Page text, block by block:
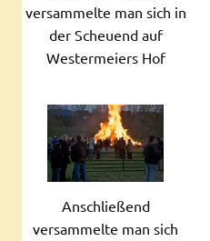
versammelte man sich in
der Scheuend auf
Westermeiers Hof
Anschließend
versammelte man sich